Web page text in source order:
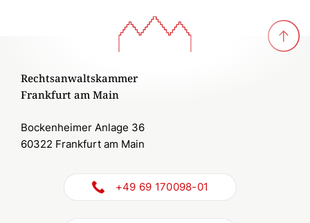
Rechtsanwaltskammer
Frankfurt am Main
Bockenheimer Anlage 36
60322 Frankfurt am Main
+49 69 170098-01